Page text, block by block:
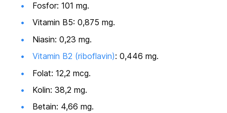
Fosfor: 101 mg.
Vitamin B5: 0,875 mg.
Niasin: 0,23 mg.
Vitamin B2 (riboflavin): 0,446 mg.
Folat: 12,2 mcg.
Kolin: 38,2 mg.
Betain: 4,66 mg.